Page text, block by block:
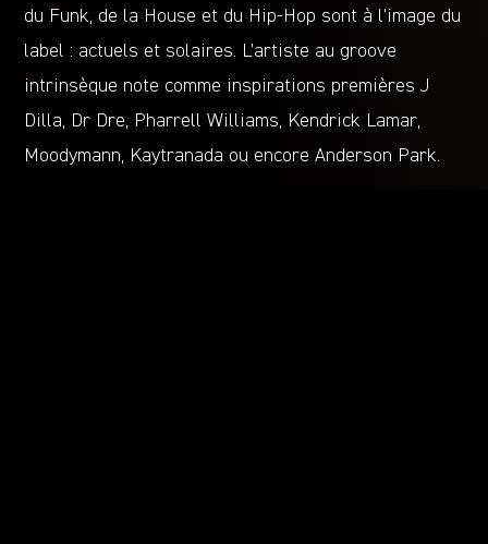
du Funk, de la House et du Hip-Hop sont à l’image du
label : actuels et solaires. L’artiste au groove
intrinsèque note comme inspirations premières J
Dilla, Dr Dre, Pharrell Williams, Kendrick Lamar,
Moodymann, Kaytranada ou encore Anderson Park.